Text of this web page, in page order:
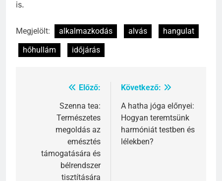
is.
Megjelölt: alkalmazkodás alvás
hangulat
hőhullám
időjárás
Bejegyzés
navigáció
Előző:
Szenna tea:
Természetes
megoldás az
emésztés
támogatására és
bélrendszer
tisztítására
Következő:
A hatha jóga előnyei:
Hogyan teremtsünk
harmóniát testben és
lélekben?